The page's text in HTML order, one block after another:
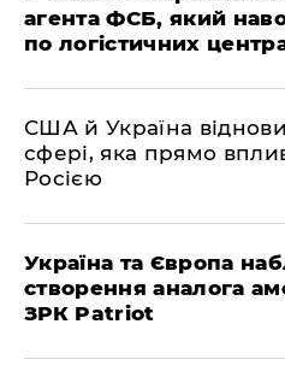
агента ФСБ, який
по логістичних
США й Україна
сфері, яка прямо
Росією
Україна та Європа
створення аналога
ЗРК Patriot